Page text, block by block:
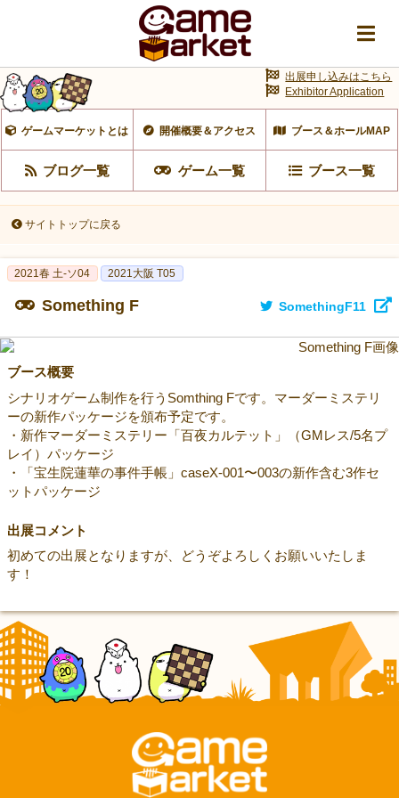
ゲームマーケットとは 開催概要＆アクセス ブース＆ホールMAP
ブログ一覧 ゲーム一覧 ブース一覧
出展申し込みはこちら
Exhibitor Application
サイトトップに戻る
2021春 土-ソ04 2021大阪 T05
Something F SomethingF11
ブース概要
シナリオゲーム制作を行うSomthing Fです。マーダーミステリ
ーの新作パッケージを頒布予定です。
・新作マーダーミステリー「百夜カルテット」（GMレス/5名プ
レイ）パッケージ
・「宝生院蓮華の事件手帳」caseX-001〜003の新作含む3作セ
ットパッケージ
出展コメント
初めての出展となりますが、どうぞよろしくお願いいたしま
す！